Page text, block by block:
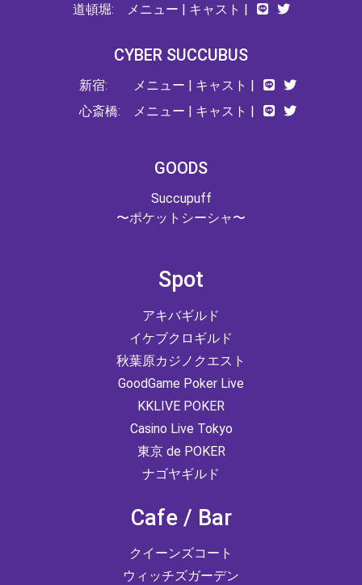
道頓堀:
メニュー | キャスト |
CYBER SUCCUBUS
新宿:
心斎橋:
メニュー | キャスト |
メニュー | キャスト |
GOODS
Succupuff
〜ポケットシーシャ〜
Spot
アキバギルド
イケブクロギルド
秋葉原カジノクエスト
GoodGame Poker Live
KKLIVE POKER
Casino Live Tokyo
東京 de POKER
ナゴヤギルド
Cafe / Bar
クイーンズコート
ウィッチズガーデン